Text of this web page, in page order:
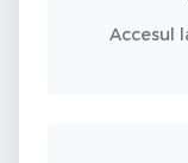
Accesul